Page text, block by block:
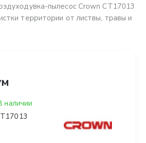
пылесос Crown CT17013
территории от листвы, травы и
наличии